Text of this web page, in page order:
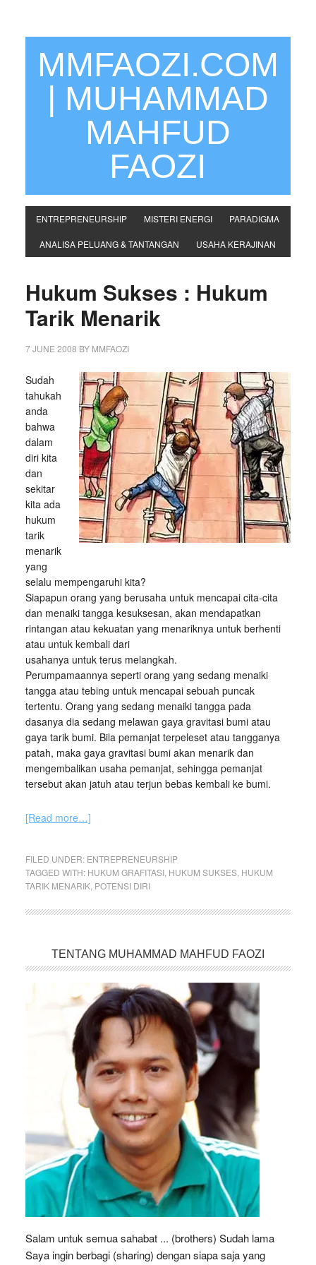
MMFAOZI.COM
| MUHAMMAD
MAHFUD
FAOZI
ENTREPRENEURSHIP MISTERI ENERGI PARADIGMA
ANALISA PELUANG & TANTANGAN USAHA KERAJINAN
Hukum Sukses : Hukum
Tarik Menarik
7 JUNE 2008 BY MMFAOZI
Sudah
tahukah
anda
bahwa
dalam
diri kita
dan
sekitar
kita ada
hukum
tarik
menarik
yang
selalu mempengaruhi kita?
Siapapun orang yang berusaha untuk mencapai cita-cita
dan menaiki tangga kesuksesan, akan mendapatkan
rintangan atau kekuatan yang menariknya untuk berhenti
atau untuk kembali dari
usahanya untuk terus melangkah.
Perumpamaannya seperti orang yang sedang menaiki
tangga atau tebing untuk mencapai sebuah puncak
tertentu. Orang yang sedang menaiki tangga pada
dasanya dia sedang melawan gaya gravitasi bumi atau
gaya tarik bumi. Bila pemanjat terpeleset atau tangganya
patah, maka gaya gravitasi bumi akan menarik dan
mengembalikan usaha pemanjat, sehingga pemanjat
tersebut akan jatuh atau terjun bebas kembali ke bumi.
[Read more…]
FILED UNDER: ENTREPRENEURSHIP
TAGGED WITH: HUKUM GRAFITASI, HUKUM SUKSES, HUKUM
TARIK MENARIK, POTENSI DIRI
TENTANG MUHAMMAD MAHFUD FAOZI
Salam untuk semua sahabat ... (brothers) Sudah lama
Saya ingin berbagi (sharing) dengan siapa saja yang